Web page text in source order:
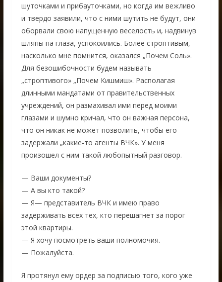
шуточками и прибауточками, но когда им вежливо
и твердо заявили, что с ними шутить не будут, они
оборвали свою напущенную веселость и, надвинув
шляпы па глаза, успокоились. Более строптивым,
насколько мне помнится, оказался „Почем Соль».
Для безошибочности будем называть
„строптивого» „Почем Кишмиш». Располагая
длинными мандатами от правительственных
учреждений, он размахивал ими перед моими
глазами и шумно кричал, что он важная персона,
что он никак не может позволить, чтобы его
задержали „какие-то агенты ВЧК». У меня
произошел с ним такой любопытный разговор.
— Ваши документы?
— А вы кто такой?
— Я— представитель ВЧК и имею право
задерживать всех тех, кто перешагнет за порог
этой квартиры.
— Я хочу посмотреть ваши полномочия.
— Пожалуйста.
Я протянул ему ордер за подписью того, кого уже